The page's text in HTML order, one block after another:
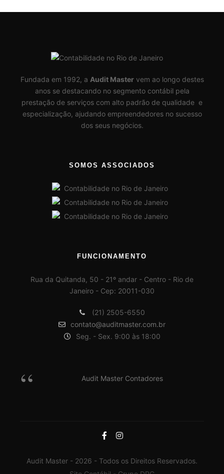
Fundada em 1992, a Audit Mastervem ao longo destes
anos se destacando no segmento contábil pela
prestação de serviços com alto padrão de qualidade e
especialização, ajudando empreendedores no sucesso
dos seus negócios.
SOMOS ASSOCIADOS
FUNCIONAMENTO
Rua da Quitanda, 50 - 21º andar - Centro - Rio de
Janeiro - Cep: 20011-030
(21) 2505-6550
contato@auditmaster.com.br
Seg. - Sex. 9:00 às 18:00
Audit Master Contadores
Audit Master - 2026 - Todos os Direitos Reservados.